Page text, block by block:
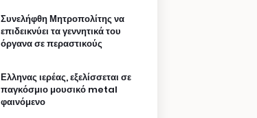
Συνελήφθη Μητροπολίτης να
επιδεικνύει τα γεννητικά του
όργανα σε περαστικούς
Ελληνας ιερέας, εξελίσσεται σε
παγκόσμιο μουσικό metal
φαινόμενο